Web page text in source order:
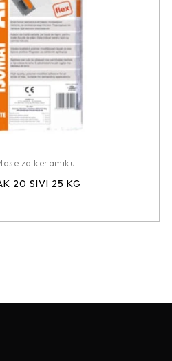
za keramiku
20 SIVI 25 KG